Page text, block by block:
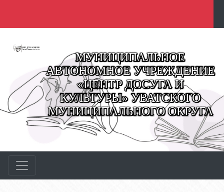
МУНИЦИПАЛЬНОЕ
АВТОНОМНОЕ УЧРЕЖДЕНИЕ
«ЦЕНТР ДОСУГА И
КУЛЬТУРЫ» УВАТСКОГО
МУНИЦИПАЛЬНОГО ОКРУГА